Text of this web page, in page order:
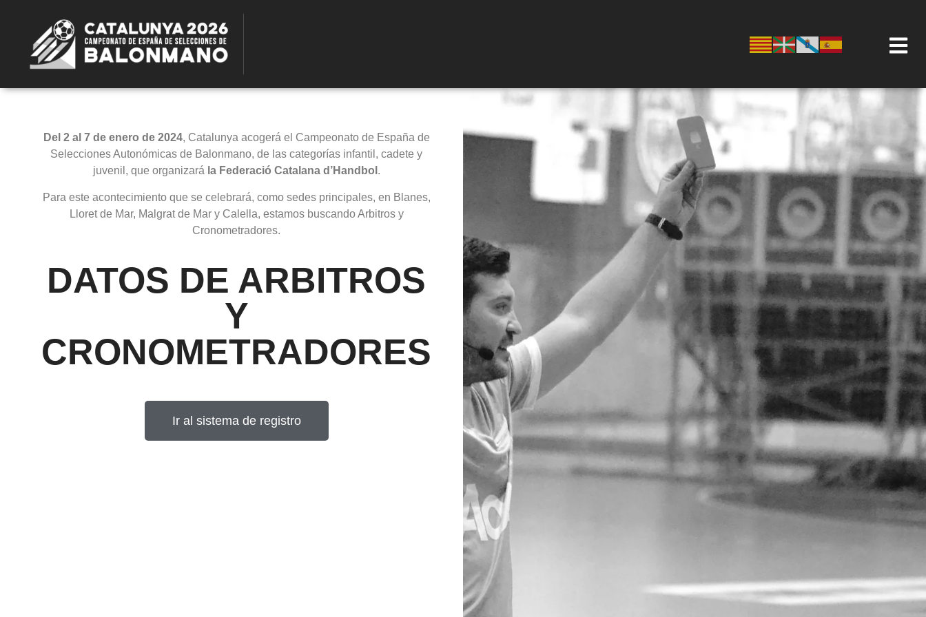
Del 2 al 7 de enero de 2024, Catalunya acogerá el Campeonato de España de
Selecciones Autonómicas de Balonmano, de las categorías infantil, cadete y
juvenil, que organizará la Federació Catalana d’Handbol .
Para este acontecimiento que se celebrará, como sedes principales, en Blanes,
Lloret de Mar, Malgrat de Mar y Calella, estamos buscando Arbitros y
Cronometradores.
DATOS DE ARBITROS
Y
CRONOMETRADORES
Ir al sistema de registro